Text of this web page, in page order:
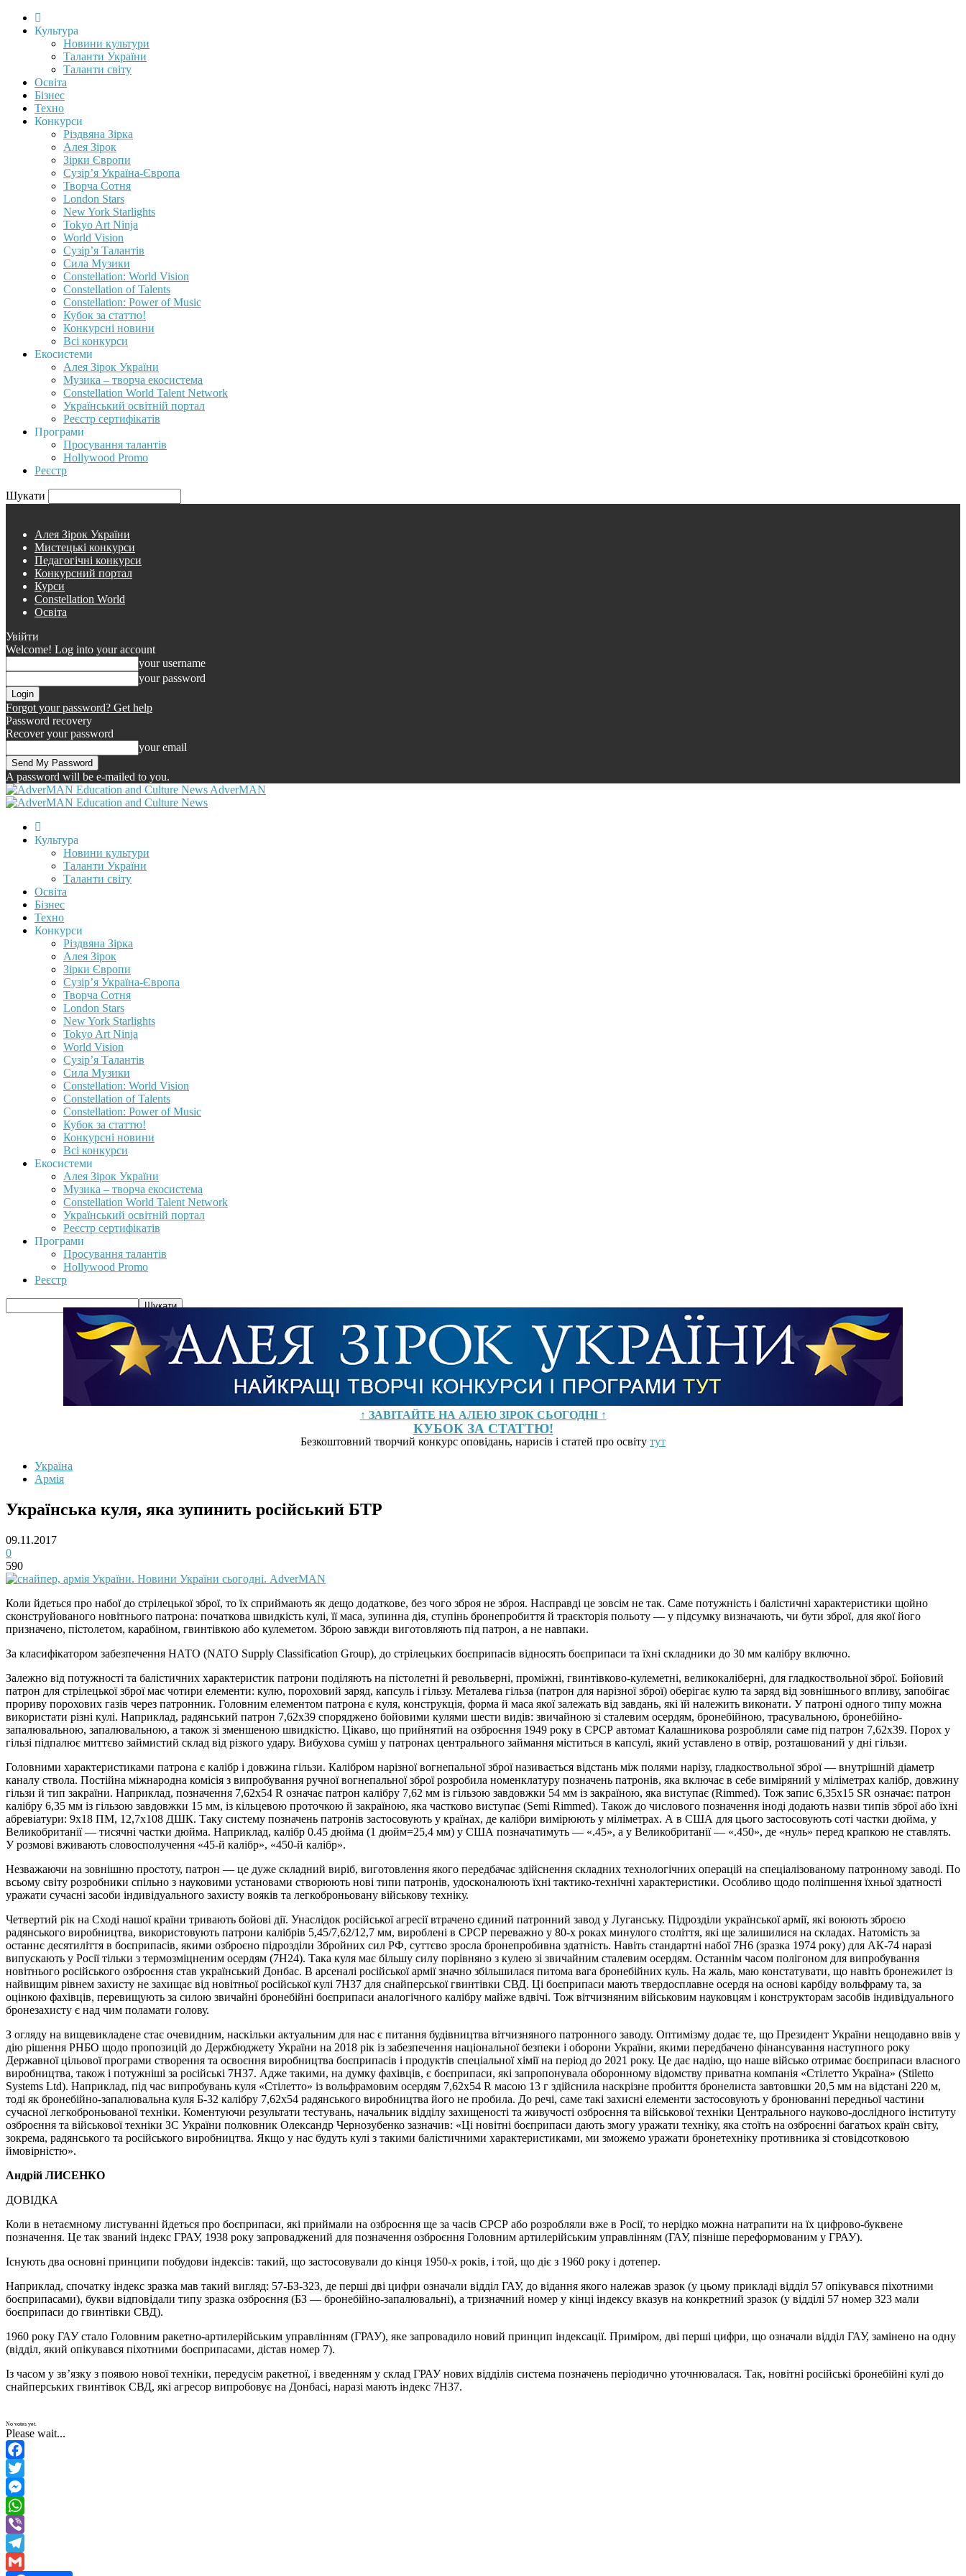
Культура
Новини культури
Таланти України
Таланти світу
Освіта
Бізнес
Техно
Конкурси
Різдвяна Зірка
Алея Зірок
Зірки Європи
Сузір’я Україна-Європа
Творча Сотня
London Stars
New York Starlights
Tokyo Art Ninja
World Vision
Сузір’я Талантів
Сила Музики
Constellation: World Vision
Constellation of Talents
Constellation: Power of Music
Кубок за статтю!
Конкурсні новини
Всі конкурси
Екосистеми
Алея Зірок України
Музика – творча екосистема
Constellation World Talent Network
Український освітній портал
Реєстр сертифікатів
Програми
Просування талантів
Hollywood Promo
Реєстр
Шукати
Алея Зірок України
Мистецькі конкурси
Педагогічні конкурси
Конкурсний портал
Курси
Constellation World
Освіта
Увійти
Welcome! Log into your account
your username
your password
Forgot your password? Get help
Password recovery
Recover your password
your email
A password will be e-mailed to you.
AdverMAN
Культура
Новини культури
Таланти України
Таланти світу
Освіта
Бізнес
Техно
Конкурси
Різдвяна Зірка
Алея Зірок
Зірки Європи
Сузір’я Україна-Європа
Творча Сотня
London Stars
New York Starlights
Tokyo Art Ninja
World Vision
Сузір’я Талантів
Сила Музики
Constellation: World Vision
Constellation of Talents
Constellation: Power of Music
Кубок за статтю!
Конкурсні новини
Всі конкурси
Екосистеми
Алея Зірок України
Музика – творча екосистема
Constellation World Talent Network
Український освітній портал
Реєстр сертифікатів
Програми
Просування талантів
Hollywood Promo
Реєстр
↑ ЗАВІТАЙТЕ НА АЛЕЮ ЗІРОК СЬОГОДНІ ↑
КУБОК ЗА СТАТТЮ!
Безкоштовний творчий конкурс оповідань, нарисів і статей про освіту тут
Україна
Армія
Українська куля, яка зупинить російський БТР
09.11.2017
0
590
Коли йдеться про набої до стрілецької зброї, то їх сприймають як дещо додаткове, без чого зброя не зброя. Насправді це зовсім не так. Саме потужність і балістичні характеристики щойно
сконструйованого новітнього патрона: початкова швидкість кулі, її маса, зупинна дія, ступінь бронепробиття й траєкторія польоту — у підсумку визначають, чи бути зброї, для якої його
призначено, пістолетом, карабіном, гвинтівкою або кулеметом. Зброю завжди виготовляють під патрон, а не навпаки.
За класифікатором забезпечення НАТО (NATO Supply Classification Group), до стрілецьких боєприпасів відносять боєприпаси та їхні складники до 30 мм калібру включно.
Залежно від потужності та балістичних характеристик патрони поділяють на пістолетні й револьверні, проміжні, гвинтівково-кулеметні, великокаліберні, для гладкоствольної зброї. Бойовий
патрон для стрілецької зброї має чотири елементи: кулю, пороховий заряд, капсуль і гільзу. Металева гільза (патрон для нарізної зброї) оберігає кулю та заряд від зовнішнього впливу, запобігає
прориву порохових газів через патронник. Головним елементом патрона є куля, конструкція, форма й маса якої залежать від завдань, які їй належить виконати. У патроні одного типу можна
використати різні кулі. Наприклад, радянський патрон 7,62х39 споряджено бойовими кулями шести видів: звичайною зі сталевим осердям, бронебійною, трасувальною, бронебійно-
запалювальною, запалювальною, а також зі зменшеною швидкістю. Цікаво, що прийнятий на озброєння 1949 року в СРСР автомат Калашникова розробляли саме під патрон 7,62х39. Порох у
гільзі підпалює миттєво займистий склад від різкого удару. Вибухова суміш у патронах центрального займання міститься в капсулі, який уставлено в отвір, розташований у дні гільзи.
Головними характеристиками патрона є калібр і довжина гільзи. Калібром нарізної вогнепальної зброї називається відстань між полями нарізу, гладкоствольної зброї — внутрішній діаметр
каналу ствола. Постійна міжнародна комісія з випробування ручної вогнепальної зброї розробила номенклатуру позначень патронів, яка включає в себе виміряний у міліметрах калібр, довжину
гільзи й тип закраїни. Наприклад, позначення 7,62х54 R означає патрон калібру 7,62 мм із гільзою завдовжки 54 мм із закраїною, яка виступає (Rimmed). Тож запис 6,35х15 SR означає: патрон
калібру 6,35 мм із гільзою завдовжки 15 мм, із кільцевою проточкою й закраїною, яка частково виступає (Semi Rimmed). Також до числового позначення іноді додають назви типів зброї або їхні
абревіатури: 9х18 ПМ, 12,7х108 ДШК. Таку систему позначень патронів застосовують у країнах, де калібри вимірюють у міліметрах. А в США для цього застосовують соті частки дюйма, у
Великобританії — тисячні частки дюйма. Наприклад, калібр 0.45 дюйма (1 дюйм=25,4 мм) у США позначатимуть — «.45», а у Великобританії — «.450», де «нуль» перед крапкою не ставлять.
У розмові вживають словосполучення «45-й калібр», «450-й калібр».
Незважаючи на зовнішню простоту, патрон — це дуже складний виріб, виготовлення якого передбачає здійснення складних технологічних операцій на спеціалізованому патронному заводі. По
всьому світу розробники спільно з науковими установами створюють нові типи патронів, удосконалюють їхні тактико-технічні характеристики. Особливо щодо поліпшення їхньої здатності
уражати сучасні засоби індивідуального захисту вояків та легкоброньовану військову техніку.
Четвертий рік на Сході нашої країни тривають бойові дії. Унаслідок російської агресії втрачено єдиний патронний завод у Луганську. Підрозділи української армії, які воюють зброєю
радянського виробництва, використовують патрони калібрів 5,45/7,62/12,7 мм, вироблені в СРСР переважно у 80-х роках минулого століття, які ще залишилися на складах. Натомість за
останнє десятиліття в боєприпасів, якими озброєно підрозділи Збройних сил РФ, суттєво зросла бронепробивна здатність. Навіть стандартні набої 7Н6 (зразка 1974 року) для АК-74 наразі
випускають у Росії тільки з термозміцненим осердям (7Н24). Така куля має більшу силу порівняно з кулею зі звичайним сталевим осердям. Останнім часом полігоном для випробування
новітнього російського озброєння став український Донбас. В арсеналі російської армії значно збільшилася питома вага бронебійних куль. На жаль, маю констатувати, що навіть бронежилет із
найвищим рівнем захисту не захищає від новітньої російської кулі 7Н37 для снайперської гвинтівки СВД. Ці боєприпаси мають твердосплавне осердя на основі карбіду вольфраму та, за
оцінкою фахівців, перевищують за силою звичайні бронебійні боєприпаси аналогічного калібру майже вдвічі. Тож вітчизняним військовим науковцям і конструкторам засобів індивідуального
бронезахисту є над чим поламати голову.
З огляду на вищевикладене стає очевидним, наскільки актуальним для нас є питання будівництва вітчизняного патронного заводу. Оптимізму додає те, що Президент України нещодавно ввів у
дію рішення РНБО щодо пропозицій до Держбюджету України на 2018 рік із забезпечення національної безпеки і оборони України, якими передбачено фінансування наступного року
Державної цільової програми створення та освоєння виробництва боєприпасів і продуктів спеціальної хімії на період до 2021 року. Це дає надію, що наше військо отримає боєприпаси власного
виробництва, також і потужніші за російські 7Н37. Адже такими, на думку фахівців, є боєприпаси, які запропонувала оборонному відомству приватна компанія «Стілетто Україна» (Stiletto
Systems Ltd). Наприклад, під час випробувань куля «Стілетто» із вольфрамовим осердям 7,62х54 R масою 13 г здійснила наскрізне пробиття бронелиста завтовшки 20,5 мм на відстані 220 м,
тоді як бронебійно-запалювальна куля Б-32 калібру 7,62х54 радянського виробництва його не пробила. До речі, саме такі захисні елементи застосовують у бронюванні передньої частини
сучасної легкоброньованої техніки. Коментуючи результати тестувань, начальник відділу захищеності та живучості озброєння та військової техніки Центрального науково-дослідного інституту
озброєння та військової техніки ЗС України полковник Олександр Чернозубенко зазначив: «Ці новітні боєприпаси дають змогу уражати техніку, яка стоїть на озброєнні багатьох країн світу,
зокрема, радянського та російського виробництва. Якщо у нас будуть кулі з такими балістичними характеристиками, ми зможемо уражати бронетехніку противника зі стовідсотковою
ймовірністю».
Андрій ЛИСЕНКО
ДОВІДКА
Коли в нетаємному листуванні йдеться про боєприпаси, які приймали на озброєння ще за часів СРСР або розробляли вже в Росії, то нерідко можна натрапити на їх цифрово-буквене
позначення. Це так званий індекс ГРАУ, 1938 року запроваджений для позначення озброєння Головним артилерійським управлінням (ГАУ, пізніше переформованим у ГРАУ).
Існують два основні принципи побудови індексів: такий, що застосовували до кінця 1950-х років, і той, що діє з 1960 року і дотепер.
Наприклад, спочатку індекс зразка мав такий вигляд: 57-БЗ-323, де перші дві цифри означали відділ ГАУ, до відання якого належав зразок (у цьому прикладі відділ 57 опікувався піхотними
боєприпасами), букви відповідали типу зразка озброєння (БЗ — бронебійно-запалювальні), а тризначний номер у кінці індексу вказув на конкретний зразок (у відділі 57 номер 323 мали
боєприпаси до гвинтівки СВД).
1960 року ГАУ стало Головним ракетно-артилерійським управлінням (ГРАУ), яке запровадило новий принцип індексації. Приміром, дві перші цифри, що означали відділ ГАУ, замінено на одну
(відділ, який опікувався піхотними боєприпасами, дістав номер 7).
Із часом у зв’язку з появою нової техніки, передусім ракетної, і введенням у склад ГРАУ нових відділів система позначень періодично уточнювалася. Так, новітні російські бронебійні кулі до
снайперських гвинтівок СВД, які агресор випробовує на Донбасі, наразі мають індекс 7Н37.
No votes yet.
Please wait...
Facebook
Twitter
Messenger
WhatsApp
Viber
Telegram